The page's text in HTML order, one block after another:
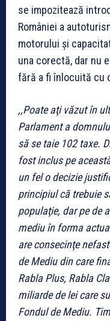
se impozitează
României a
motorului şi
una corectă, dar nu
fără a fi înlocuită cu
,,Poate aţi văzut în
Parlament a
să se taie 102 taxe.
fost inclus pe
un fel o decizie
principiul că trebuie
populaţie, dar pe de
mediu în forma
are consecinţe
de Mediu din care
Rabla Plus, Rabla
miliarde de lei care
Fondul de Mediu.